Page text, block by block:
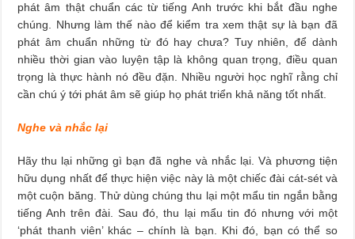
phát âm thật chuẩn các từ tiếng Anh trước khi bắt đầu nghe
chúng. Nhưng làm thế nào để kiểm tra xem thật sự là bạn đã
phát âm chuẩn những từ đó hay chưa? Tuy nhiên, để dành
nhiều thời gian vào luyện tập là không quan trọng, điều quan
trọng là thực hành nó đều đặn. Nhiều người học nghĩ rằng chỉ
cần chú ý tới phát âm sẽ giúp họ phát triển khả năng tốt nhất.
Nghe và nhắc lại
Hãy thu lại những gì bạn đã nghe và nhắc lại. Và phương tiện
hữu dụng nhất để thực hiện việc này là một chiếc đài cát-sét và
một cuộn băng. Thử dùng chúng thu lại một mẩu tin ngắn bằng
tiếng Anh trên đài. Sau đó, thu lại mẩu tin đó nhưng với một
‘phát thanh viên’ khác – chính là bạn. Khi đó, bạn có thể so